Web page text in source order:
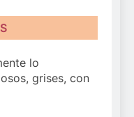
lo
grises, con